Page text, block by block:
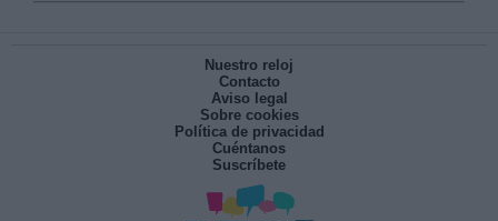
Nuestro reloj
Contacto
Aviso legal
Sobre cookies
Política de privacidad
Cuéntanos
Suscríbete